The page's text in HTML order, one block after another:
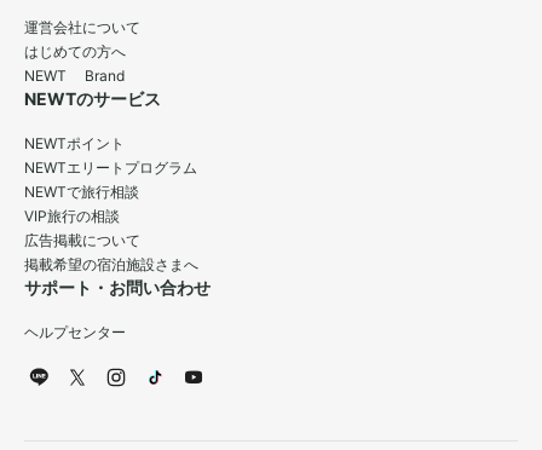
運営会社について
はじめての方へ
NEWT Brand
NEWTのサービス
NEWTポイント
NEWTエリートプログラム
NEWTで旅行相談
VIP旅行の相談
広告掲載について
掲載希望の宿泊施設さまへ
サポート・お問い合わせ
ヘルプセンター